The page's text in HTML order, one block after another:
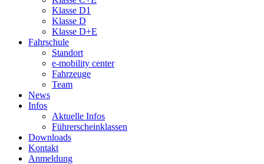
Klasse D1
Klasse D
Klasse D+E
Fahrschule
Standort
e-mobility center
Fahrzeuge
Team
News
Infos
Aktuelle Infos
Führerscheinklassen
Downloads
Kontakt
Anmeldung